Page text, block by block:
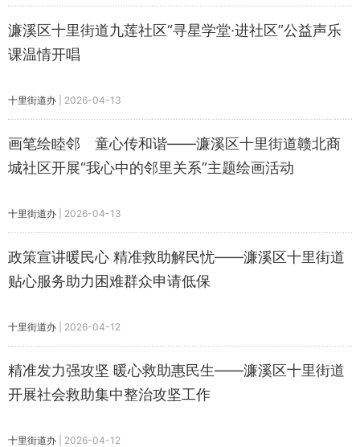
濂溪区十里街道九莲社区“寻星学堂·进社区”公益声乐
课温情开唱
十里街道办 2026-04-13
画笔绘睦邻 童心传和谐——濂溪区十里街道赣北商
城社区开展“我心中的邻里关系”主题绘画活动
十里街道办 2026-04-13
政策宣讲暖民心 精准救助解民忧——濂溪区十里街道
贴心服务助力困难群众申请低保
十里街道办 2026-04-12
精准发力强攻坚 暖心救助惠民生——濂溪区十里街道
开展社会救助集中整治攻坚工作
十里街道办 2026-04-12